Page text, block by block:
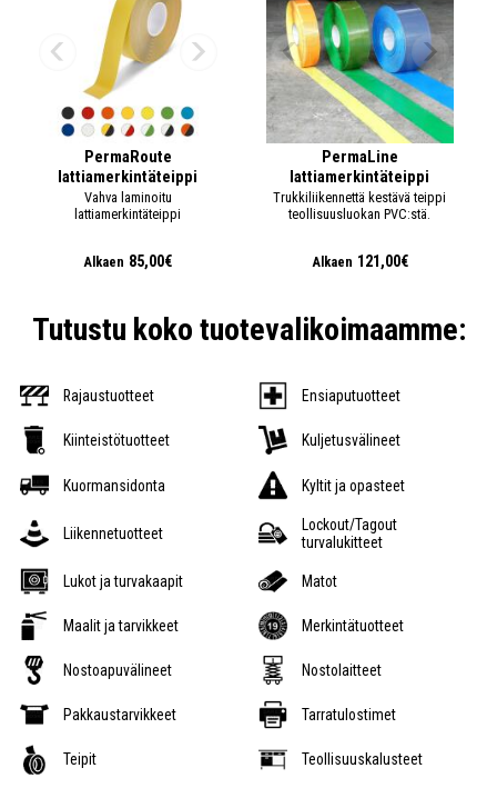
PermaRoute
lattiamerkintäteippi
Vahva laminoitu
lattiamerkintäteippi
Alkaen 85,00€
PermaLine
lattiamerkintäteippi
Trukkiliikennettä kestävä teippi
teollisuusluokan PVC:stä.
Alkaen 121,00€
Tutustu koko tuotevalikoimaamme:
Rajaustuotteet Ensiaputuotteet
Kiinteistötuotteet Kuljetusvälineet
Kuormansidonta Kyltit ja opasteet
Liikennetuotteet
Lockout/Tagout
turvalukitteet
Lukot ja turvakaapit Matot
Maalit ja tarvikkeet Merkintätuotteet
Nostoapuvälineet Nostolaitteet
Pakkaustarvikkeet Tarratulostimet
Teipit Teollisuuskalusteet